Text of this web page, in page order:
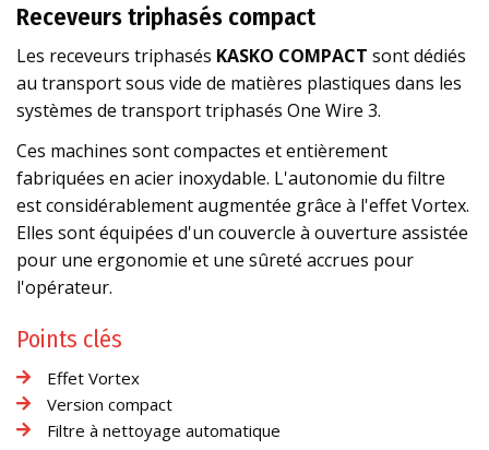
Receveurs triphasés compact
Les receveurs triphasés KASKO COMPACT sont dédiés
au transport sous vide de matières plastiques dans les
systèmes de transport triphasés One Wire 3.
Ces machines sont compactes et entièrement
fabriquées en acier inoxydable. L'autonomie du filtre
est considérablement augmentée grâce à l'effet Vortex.
Elles sont équipées d'un couvercle à ouverture assistée
pour une ergonomie et une sûreté accrues pour
l'opérateur.
Points clés
Effet Vortex
Version compact
Filtre à nettoyage automatique